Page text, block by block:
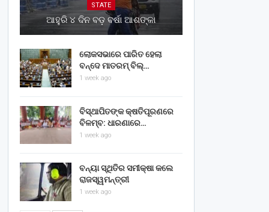
STATE
ଆହୁରି ୪ ଦିନ ବଡ଼ ବର୍ଷା ଆଶଙ୍କା
ଲୋକସଭାରେ ପାରିତ ହେଲା
ବନ୍ଦେ ମାତରମ୍‌ ବିଲ୍‌…
1 week ago
ବିସ୍ଥାପିତଙ୍କ କ୍ଷତିପୂରଣରେ
ବିଳମ୍ବ: ଧାରଣାରେ…
1 week ago
ବନ୍ୟା ସ୍ଥିତିର ସମୀକ୍ଷା କଲେ
ରାଜସ୍ୱମନ୍ତ୍ରୀ
1 week ago